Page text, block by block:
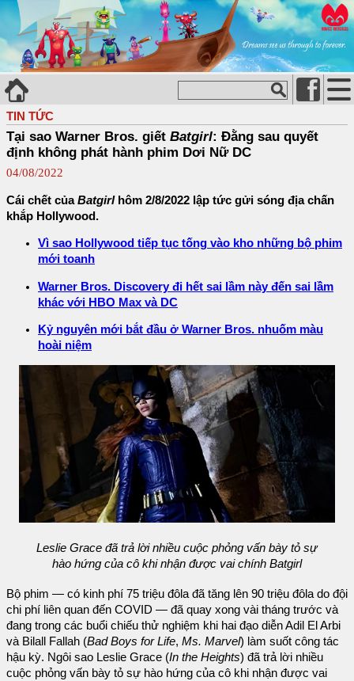
TIN TỨC
Tại sao Warner Bros. giết Batgirl: Đằng sau quyết
định không phát hành phim Dơi Nữ DC
04/08/2022
Cái chết củaBatgirlhôm 2/8/2022 lập tức gửi sóng địa chấn
khắp Hollywood.
Vì sao Hollywood tiếp tục tống vào kho những bộ phim
mới toanh
Warner Bros. Discovery đi hết sai lầm này đến sai lầm
khác với HBO Max và DC
Kỷ nguyên mới bắt đầu ở Warner Bros. nhuốm màu
hoài niệm
Leslie Grace đã trả lời nhiều cuộc phỏng vấn bày tỏ sự
hào hứng của cô khi nhận được vai chính Batgirl
Bộ phim — có kinh phí 75 triệu đôla đã tăng lên 90 triệu đôla do đội
chi phí liên quan đến COVID — đã quay xong vài tháng trước và
đang trong các buổi chiếu thử nghiệm khi hai đạo diễn Adil El Arbi
và Bilall Fallah (Bad Boys for Life, Ms. Marvel) làm suốt công tác
hậu kỳ. Ngôi sao Leslie Grace (In the Heights) đã trả lời nhiều
cuộc phỏng vấn bày tỏ sự hào hứng của cô khi nhận được vai